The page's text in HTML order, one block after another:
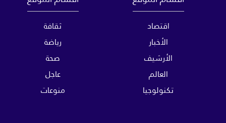
اقتصاد
الأخبار
الأرشيف
العالم
تكنولوجيا
ثقافة
رياضة
صحة
عاجل
منوعات